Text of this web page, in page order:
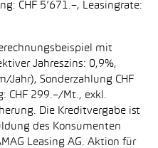
CHF 5’671.–, Leasingrate:
mit
Jahreszins: 0,9%,
Jahr), Sonderzahlung CHF
CHF 299.–/Mt., exkl.
Die Kreditvergabe ist
des Konsumenten
Leasing AG. Aktion für